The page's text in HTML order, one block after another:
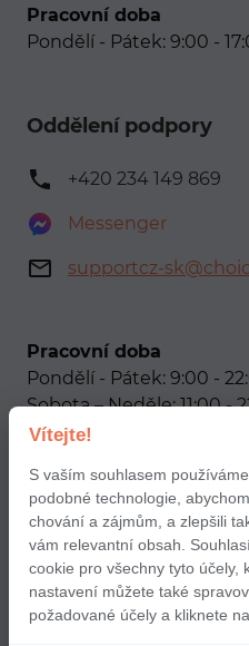
Pracovní doba
Pondělí - Pátek: 9:00 -
Oddělení podpory
+420 234 149 869
Messenger
supportcz-
Pracovní doba
Pondělí - Pátek: 9:00 -
Sobota – Neděle: 11:00 -
Naše sociální sítě
Podmínky použití
Vítejte!
S vaším souhlasem
podobné technologie,
chování a zájmům, a zlepšili
vám relevantní obsah.
cookie pro všechny tyto účely,
nastavení můžete také
požadované účely a kliknete